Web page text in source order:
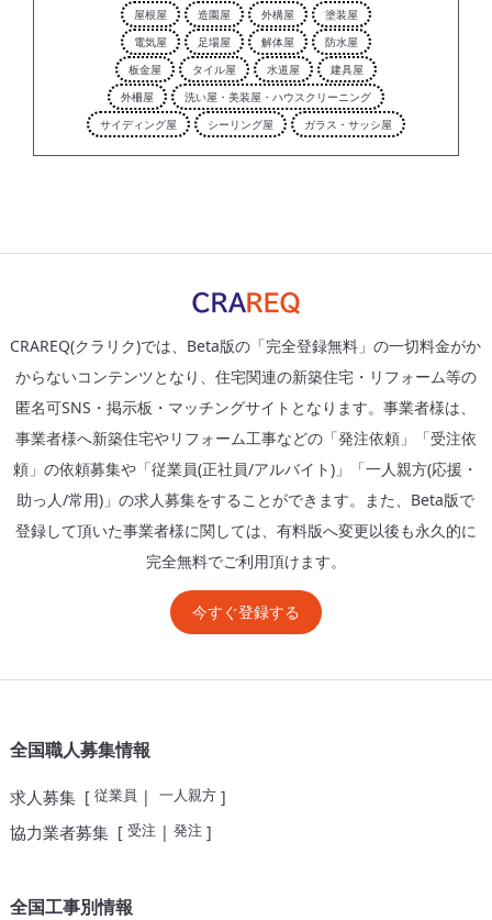
屋根屋 造園屋 外構屋
塗装屋
電気屋
足場屋 解体屋
防水屋
板金屋
タイル屋 水道屋
建具屋
外柵屋
洗い屋・美装屋・ハウスクリーニング
サイディング屋
シーリング屋 ガラス・サッシ屋
CRAREQ(クラリク)では、Beta版の「完全登録無料」の一切料金がか
からないコンテンツとなり、住宅関連の新築住宅・リフォーム等の
匿名可SNS・掲示板・マッチングサイトとなります。事業者様は、
事業者様へ新築住宅やリフォーム工事などの「発注依頼」「受注依
頼」の依頼募集や「従業員(正社員/アルバイト)」「一人親方(応援・
助っ人/常用)」の求人募集をすることができます。また、Beta版で
登録して頂いた事業者様に関しては、有料版へ変更以後も永久的に
完全無料でご利用頂けます。
今すぐ登録する
全国職人募集情報
求人募集[ 従業員| 一人親方]
協力業者募集[ 受注| 発注]
全国工事別情報